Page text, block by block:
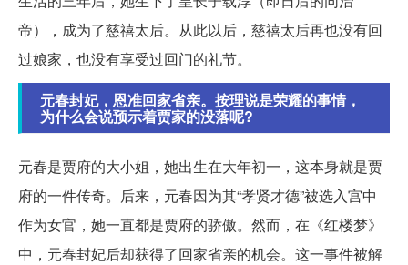
帝），成为了慈禧太后。从此以后，慈禧太后再也没有回
过娘家，也没有享受过回门的礼节。
元春封妃，恩准回家省亲。按理说是荣耀的事情，
为什么会说预示着贾家的没落呢?
元春是贾府的大小姐，她出生在大年初一，这本身就是贾
府的一件传奇。后来，元春因为其“孝贤才德”被选入宫中
作为女官，她一直都是贾府的骄傲。然而，在《红楼梦》
中，元春封妃后却获得了回家省亲的机会。这一事件被解